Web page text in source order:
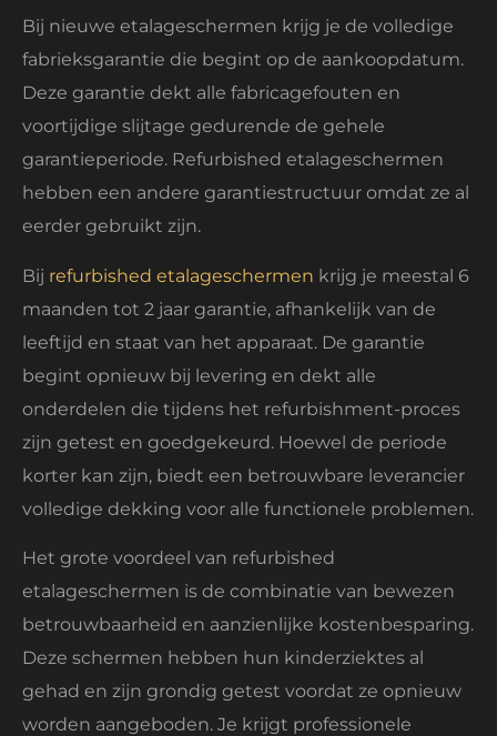
Bij nieuwe etalageschermen krijg je de volledige
fabrieksgarantie die begint op de aankoopdatum.
Deze garantie dekt alle fabricagefouten en
voortijdige slijtage gedurende de gehele
garantieperiode. Refurbished etalageschermen
hebben een andere garantiestructuur omdat ze al
eerder gebruikt zijn.
Bij refurbished etalageschermen krijg je meestal 6
maanden tot 2 jaar garantie, afhankelijk van de
leeftijd en staat van het apparaat. De garantie
begint opnieuw bij levering en dekt alle
onderdelen die tijdens het refurbishment-proces
zijn getest en goedgekeurd. Hoewel de periode
korter kan zijn, biedt een betrouwbare leverancier
volledige dekking voor alle functionele problemen.
Het grote voordeel van refurbished
etalageschermen is de combinatie van bewezen
betrouwbaarheid en aanzienlijke kostenbesparing.
Deze schermen hebben hun kinderziektes al
gehad en zijn grondig getest voordat ze opnieuw
worden aangeboden. Je krijgt professionele